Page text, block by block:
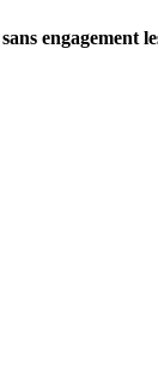
sans engagement